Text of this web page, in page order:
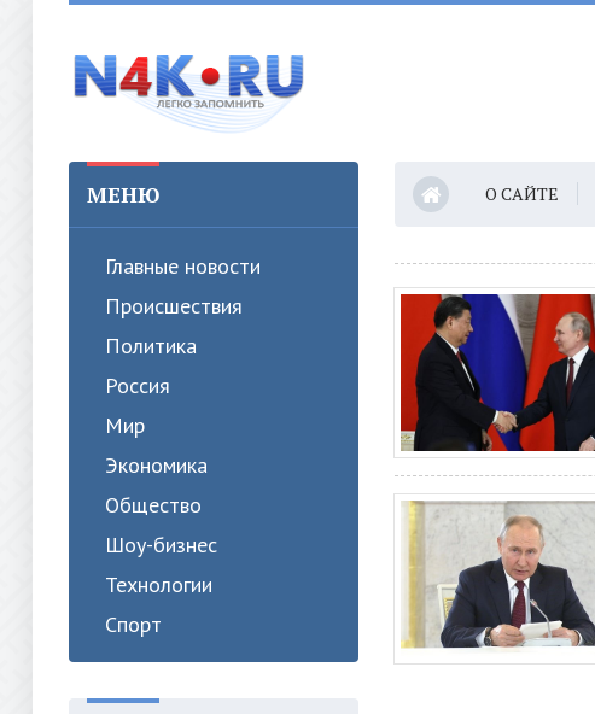
МЕНЮ
Главные новости
Происшествия
Политика
Россия
Мир
Экономика
Общество
Шоу-бизнес
Технологии
Спорт
О САЙТЕ